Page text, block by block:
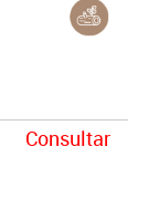
Consultar